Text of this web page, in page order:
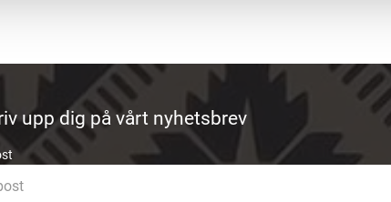
upp dig på vårt nyhetsbrev